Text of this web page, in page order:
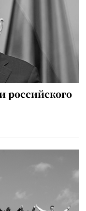
российского